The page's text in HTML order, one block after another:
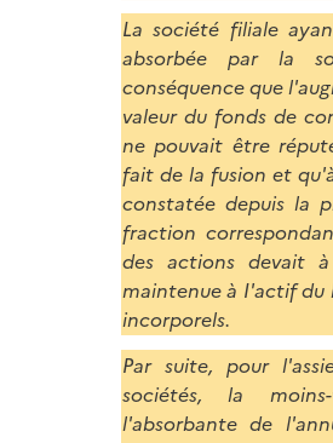
La société filiale
absorbée par la
conséquence que
valeur du fonds de
ne pouvait être
fait de la fusion et
constatée depuis la
fraction
des actions devait
maintenue à I'actif du
incorporels.
Par suite, pour
sociétés, la
l'absorbante de